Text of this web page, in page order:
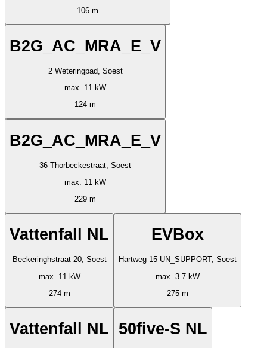
106 m
B2G_AC_MRA_E_V
2 Weteringpad, Soest
max. 11 kW
124 m
B2G_AC_MRA_E_V
36 Thorbeckestraat, Soest
max. 11 kW
229 m
Vattenfall NL
Beckeringhstraat 20, Soest
max. 11 kW
274 m
EVBox
Hartweg 15 UN_SUPPORT, Soest
max. 3.7 kW
275 m
Vattenfall NL 50five-S NL